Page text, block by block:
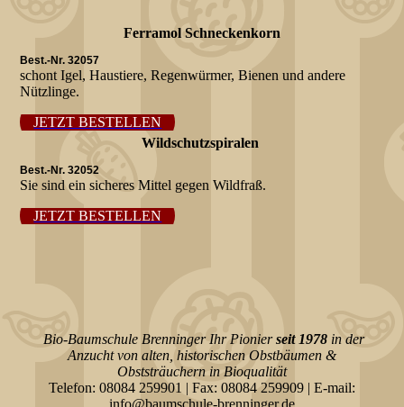
Ferramol Schneckenkorn
Best.-Nr. 32057
schont Igel, Haustiere, Regenwürmer, Bienen und andere
Nützlinge.
JETZT BESTELLEN
Wildschutzspiralen
Best.-Nr. 32052
Sie sind ein sicheres Mittel gegen Wildfraß.
JETZT BESTELLEN
Bio-Baumschule Brenninger Ihr Pionierseit 1978 in der
Anzucht von alten, historischen Obstbäumen &
Obststräuchern in Bioqualität
Telefon: 08084 259901 | Fax: 08084 259909 | E-mail: